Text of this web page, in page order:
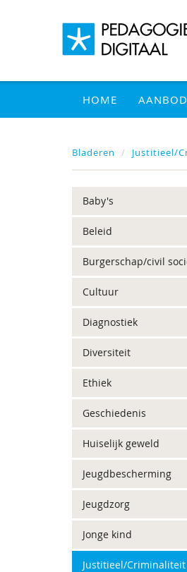
HOME AANBOD
Bladeren Justitieel/
Baby's
Beleid
Burgerschap/civil
Cultuur
Diagnostiek
Diversiteit
Ethiek
Geschiedenis
Huiselijk geweld
Jeugdbescherming
Jeugdzorg
Jonge kind
Justitieel/Criminaliteit